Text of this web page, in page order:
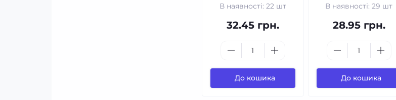
В наявності: 22 шт
32.45 грн.
До кошика
В наявності: 29 шт
28.95 грн.
До кошика